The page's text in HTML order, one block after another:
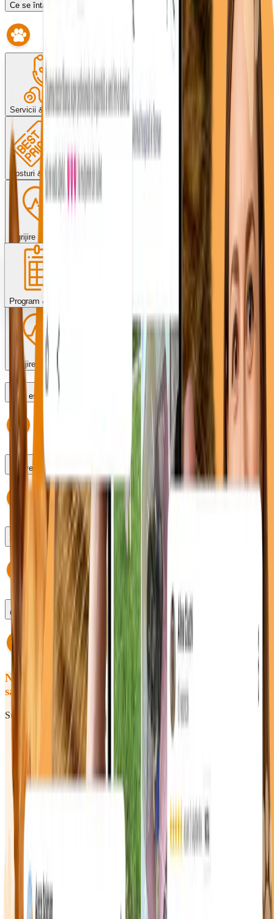
Ce se întâmplă dacă întârzii?
Servicii & proceduri
Costuri & plată
Îngrijire post-operator
Program & programări
Îngrijire post-operator
Care este programul?
Pot veni fără programare?
Cum fac o programare?
Ce se întâmplă dacă întârzii?
Nu ai găsit răspunsul pe care îl căutai
sau încă ai întrebări? Hai să vorbim!
Sună-ne sau scrie-ne — răspundem rapid în timpul programului.